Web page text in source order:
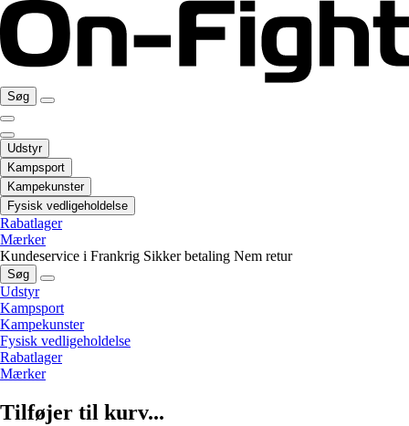
Søg
Udstyr
Kampsport
Kampekunster
Fysisk vedligeholdelse
Rabatlager
Mærker
Kundeservice i Frankrig Sikker betaling Nem retur
Søg
Udstyr
Kampsport
Kampekunster
Fysisk vedligeholdelse
Rabatlager
Mærker
Tilføjer til kurv...